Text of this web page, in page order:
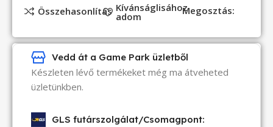
Összehasonlítás Kívánságlisához
adom Megosztás:
Vedd át a Game Park üzletből
Készleten lévő termékeket még ma átveheted
üzletünkben.
GLS futárszolgálat/Csomagpont: